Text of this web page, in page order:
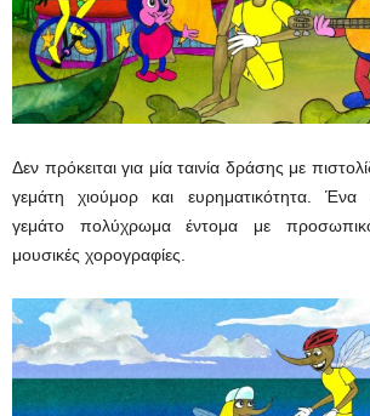
Δεν πρόκειται για μία ταινία δράσης με
γεμάτη χιούμορ και ευρηματικότητα. Ένα
γεμάτο πολύχρωμα έντομα με
μουσικές χορογραφίες.